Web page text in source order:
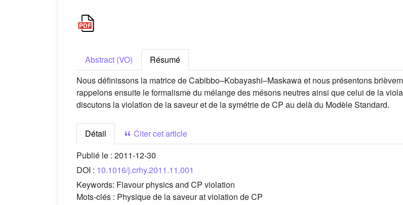
Abstract (VO)
Résumé
Nous définissons la matrice de Cabibbo–Kobayashi–Maskawa et nous présentons
rappelons ensuite le formalisme du mélange des mésons neutres ainsi que celui de la
discutons la violation de la saveur et de la symétrie de CP au delà du Modèle Standard.
Détail
Citer cet article
Publié le : 2011-12-30
DOI : 10.1016/j.crhy.2011.11.001
Keywords: Flavour physics and CP violation
Mots-clés : Physique de la saveur at violation de CP